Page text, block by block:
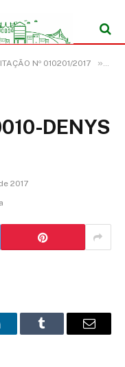
Nº 010201/2017 »
DENYS
2017
Tumblr
E-